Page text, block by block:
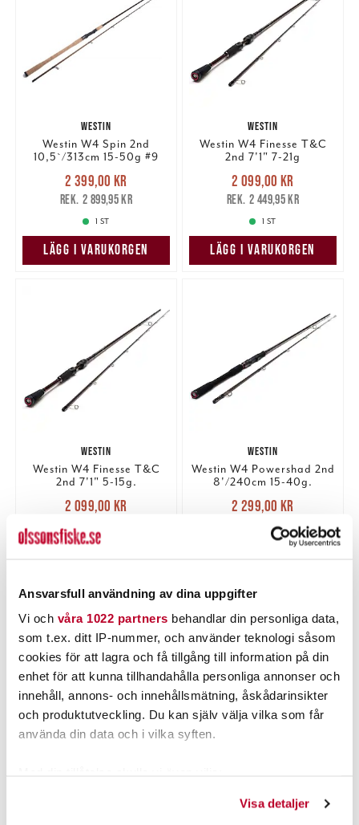
Ansvarsfull användning av dina uppgifter
Vi och våra 1022 partners behandlar din personliga data,
som t.ex. ditt IP-nummer, och använder teknologi såsom
cookies för att lagra och få tillgång till information på din
enhet för att kunna tillhandahålla personliga annonser och
innehåll, annons- och innehållsmätning, åskådarinsikter
och produktutveckling. Du kan själv välja vilka som får
använda din data och i vilka syften.
Visa detaljer
WESTIN
Westin W4 Spin 2nd
10,5`/313cm 15-50g #9
Nuvarande pris
2 399,00 krTidigare pris
2 899,95 kr
2 399,00 kr
2 899,95 kr
1 ST
LÄGG I VARUKORGEN
WESTIN
Westin W4 Finesse T&C
2nd 7'1" 7-21g
Nuvarande pris
2 099,00 krTidigare pris
2 449,95 kr
2 099,00 kr
2 449,95 kr
1 ST
LÄGG I VARUKORGEN
WESTIN
Westin W4 Finesse T&C
2nd 7'1" 5-15g.
Nuvarande pris
2 099,00 krTidigare pris
2 449,95 kr
2 099,00 kr
1 ST
WESTIN
Westin W4 Powershad 2nd
8'/240cm 15-40g.
Nuvarande pris
2 299,00 krTidigare pris
2 749,95 kr
2 299,00 kr
2 749,95 kr
PRODUKTBESKRIVNING